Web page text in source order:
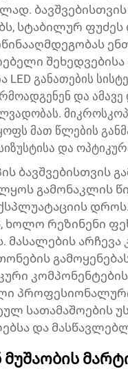
სტაბილურ ფუძეს
განათების
და
მათ წლების
და
ბავშვებისთვის
გამონაკლის
ხოლო რეზინენი
მასალების არჩევა
სათამაშოების
და